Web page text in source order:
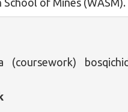
(coursework)